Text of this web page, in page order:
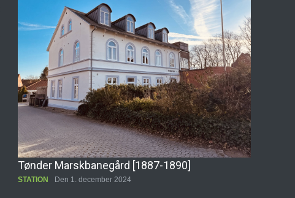
Tønder Marskbanegård [1887-1890]
STATION Den 1. december 2024